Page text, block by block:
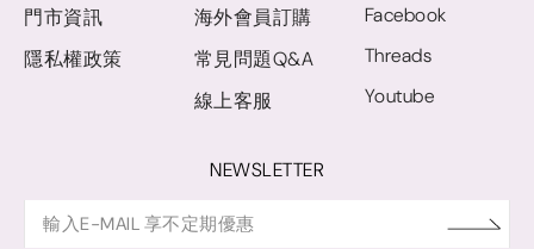
門市資訊
隱私權政策
海外會員訂購
常見問題Q&A
線上客服
Facebook
Threads
Youtube
NEWSLETTER